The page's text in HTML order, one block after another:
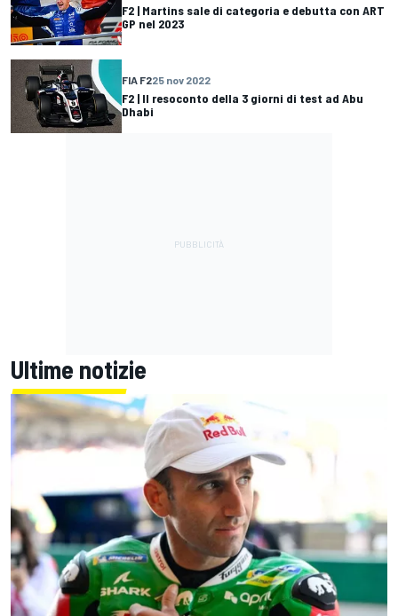
F2 | Martins sale di categoria e debutta con ART
GP nel 2023
FIA F225 nov 2022
F2 | Il resoconto della 3 giorni di test ad Abu
Dhabi
Ultime notizie